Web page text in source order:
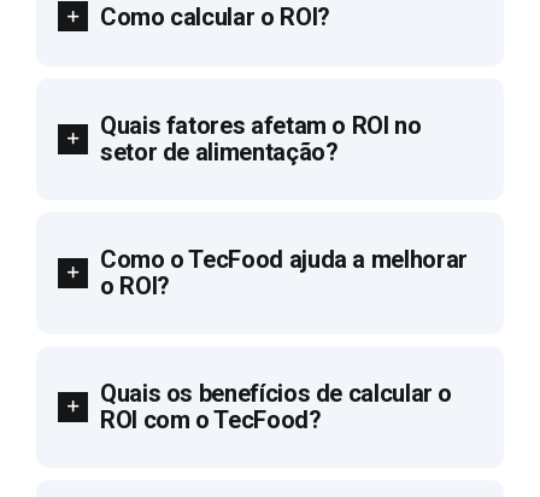
Como calcular o ROI?
Quais fatores afetam o ROI no
setor de alimentação?
Como o TecFood ajuda a melhorar
o ROI?
Quais os benefícios de calcular o
ROI com o TecFood?